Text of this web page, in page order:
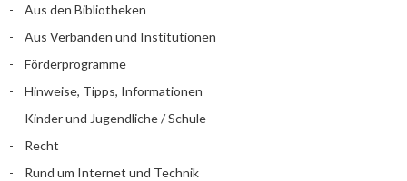
Aus den Bibliotheken
Aus Verbänden und Institutionen
Förderprogramme
Hinweise, Tipps, Informationen
Kinder und Jugendliche / Schule
Recht
Rund um Internet und Technik